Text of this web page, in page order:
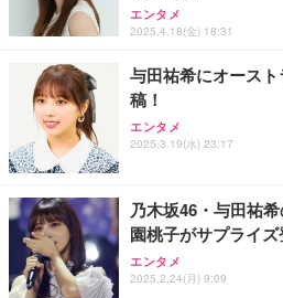
エンタメ
2025.4.18(金) 18:31
与田祐希にオース
稿！
エンタメ
2025.3.19(水) 23:17
乃木坂46・与田祐
園桃子がサプライ
エンタメ
2025.2.24(月) 9:09